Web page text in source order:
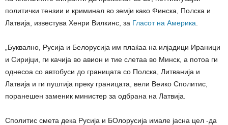
политички тензии и криминал во земји како Финска, Полска и
Латвија, известува Хенри Вилкинс, за Гласот на Америка
„Буквално, Русија и Белорусија им плаќаа на илјадици Ираници
и Сиријци, ги качија во авион и тие слетаа во Минск, а потоа ги
однесоа со автобуси до границата со Полска, Литванија и
Латвија и ги пуштија преку границата, вели Веико Сполитис,
поранешен заменик министер за одбрана на Латвија.
Сполитис смета дека Русија и БОлорусија имале јасна цел -да